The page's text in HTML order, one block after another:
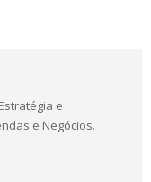
e
e Negócios.